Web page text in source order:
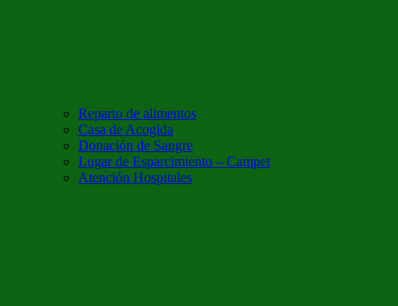
Reparto de alimentos
Casa de Acogida
Donación de Sangre
Lugar de Esparcimiento – Campet
Atención Hospitales